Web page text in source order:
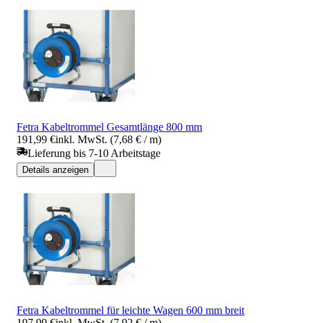
Fetra Kabeltrommel Gesamtlänge 800 mm
191,99 €inkl. MwSt. (7,68 € / m)
Lieferung bis 7-10 Arbeitstage
Details anzeigen
Fetra Kabeltrommel für leichte Wagen 600 mm breit